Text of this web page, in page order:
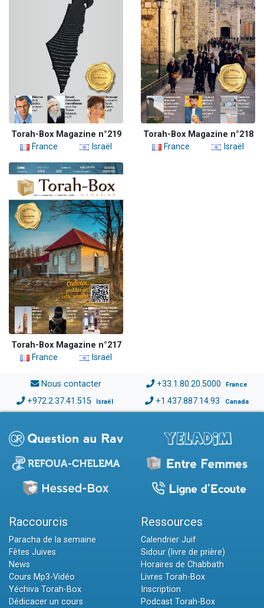
Torah-Box Magazine n°219
France
Israël
Torah-Box Magazine n°218
France
Israël
Torah-Box Magazine n°217
France
Israël
Nous contacter +33.1.80.20.5000 France
+972.2.37.41.515 Israël +1.437.887.14.93 Canada
Raccourcis
Paracha de la semaine
Fêtes Juives
News
Cours Mp3-Vidéo
Yéchiva Torah-Box
Dédicacer un cours
Ressources
Calendrier Juif
Sidour (livre de prière)
Horaires de Chabbath
Livres Torah-Box
Inscription
Podcast Torah-Box